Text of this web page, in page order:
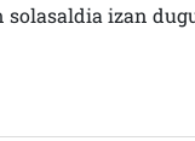
izan